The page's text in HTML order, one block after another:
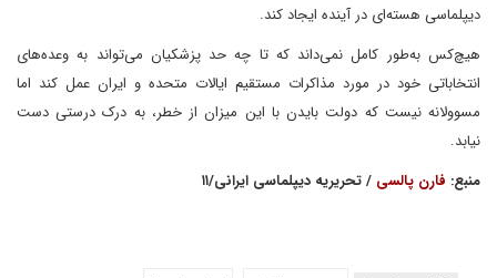
دیپلماسی هسته‌ای در آینده ایجاد کند.
هیچ‌کس به‌طور کامل نمی‌داند که تا چه حد پزشکیان می‌تواند به وعده‌های
انتخاباتی خود در مورد مذاکرات مستقیم ایالات متحده و ایران عمل کند اما
مسوولانه نیست که دولت بایدن با این میزان از خطر، به درک درستی دست
نیابد.
منبع: فارن پالسی / تحریریه دیپلماسی ایرانی/۱۱